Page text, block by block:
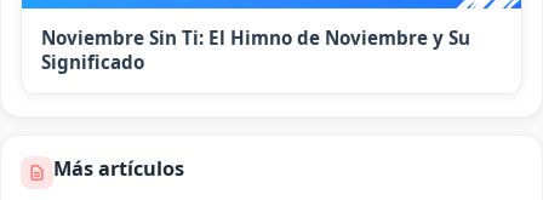
Noviembre Sin Ti: El Himno de Noviembre y Su
Significado
Más artículos